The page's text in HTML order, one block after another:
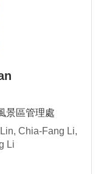
景區管理處
Chia-Fang Li,
Li